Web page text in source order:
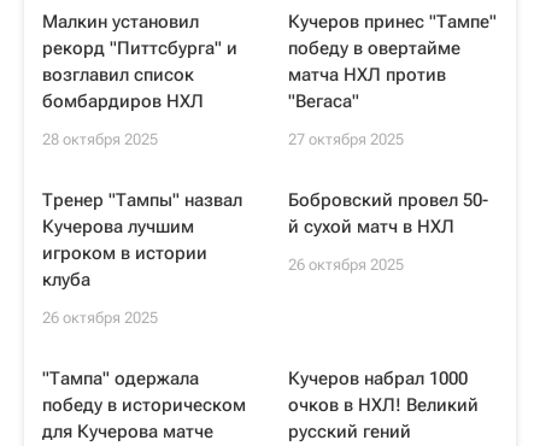
Малкин установил
рекорд "Питтсбурга" и
возглавил список
бомбардиров НХЛ
28 октября 2025
Кучеров принес "Тампе"
победу в овертайме
матча НХЛ против
"Вегаса"
27 октября 2025
Тренер "Тампы" назвал
Кучерова лучшим
игроком в истории
клуба
26 октября 2025
Бобровский провел 50-
й сухой матч в НХЛ
26 октября 2025
"Тампа" одержала
победу в историческом
для Кучерова матче
Кучеров набрал 1000
очков в НХЛ! Великий
русский гений